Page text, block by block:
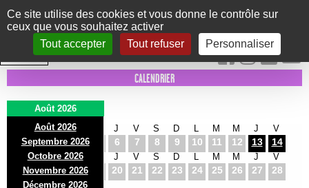
Panneau de gestion des cookies
Ce site utilise des cookies et vous donne le contrôle sur
ceux que vous souhaitez activer
Tout accepter
Tout refuser Personnaliser
Le Marni
CONCERTS DANSE/CIRQUE THÉÂTRE KIDS EXPOS EVENTS
INTRA MUROS
CALENDRIER
Août 2026
Août 2026
Septembre 2026
Octobre 2026
Novembre 2026
Décembre 2026
D
2
L
3
M
4
J
6
V
7
S
8
D
9 10
M
11
M
12
J
13
V
14
D
16
L
17
M
18
J
20
V
21
S
22
D
23 24
M
25
M
26
J
27
V
28
D L